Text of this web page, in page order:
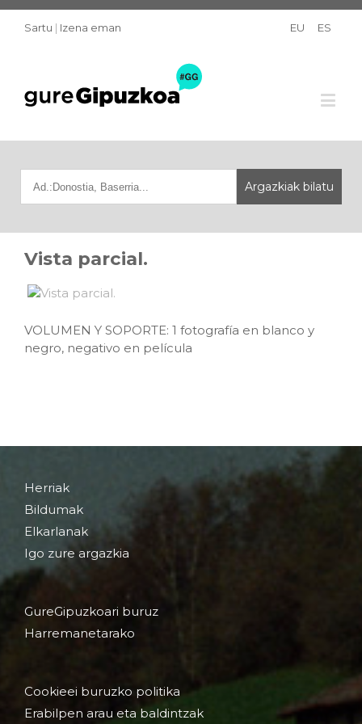
Sartu | Izena eman EU ES
Vista parcial.
VOLUMEN Y SOPORTE: 1 fotografía en blanco y
negro, negativo en película
Herriak
Bildumak
Elkarlanak
Igo zure argazkia
GureGipuzkoari buruz
Harremanetarako
Cookieei buruzko politika
Erabilpen arau eta baldintzak